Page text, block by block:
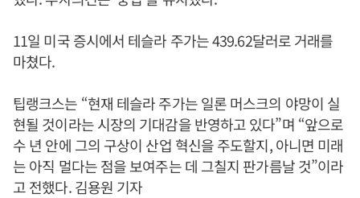
11일 미국 증시에서 테슬라 주가는 439.62달러로 거래를
마쳤다.
팁랭크스는 “현재 테슬라 주가는 일론 머스크의 야망이 실
현될 것이라는 시장의 기대감을 반영하고 있다”며 “앞으로
수 년 안에 그의 구상이 산업 혁신을 주도할지, 아니면 미래
는 아직 멀다는 점을 보여주는 데 그칠지 판가름날 것”이라
고 전했다. 김용원 기자